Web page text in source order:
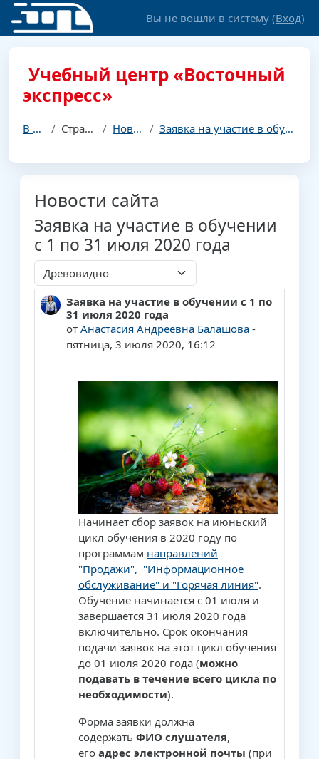
Перейти к основному содержанию
Вы не вошли в систему (Вход)
Учебный центр «Восточный
экспресс»
В начало Страницы сайта Новости сайта Заявка на участие в обучении с 1 по 31 июля 2020 года
Новости сайта
Заявка на участие в обучении
с 1 по 31 июля 2020 года
Режим отображения
Заявка на участие в обучении с 1 по
31 июля 2020 года
от Анастасия Андреевна Балашова-
пятница, 3 июля 2020, 16:12
Количество ответов: 0
Начинает сбор заявок на июньский
цикл обучения в 2020 году по
программам направлений
"Продажи", "Информационное
обслуживание" и "Горячая линия".
Обучение начинается с 01 июля и
завершается 31 июля 2020 года
включительно. Срок окончания
подачи заявок на этот цикл обучения
до 01 июля 2020 года (можно
подавать в течение всего цикла по
необходимости).
Форма заявки должна
содержать ФИО слушателя,
его адрес электронной почты (при